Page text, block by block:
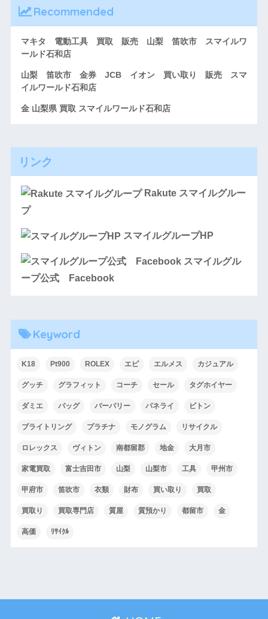
Recommended
マキタ 電動工具 買取 販売 山梨 笛吹市 スマイルワ
ールド石和店
山梨 笛吹市 金券 JCB イオン 買い取り 販売 スマ
イルワールド石和店
金 山梨県 買取 スマイルワールド石和店
リンク
Rakute スマイルグルー
プ
スマイルグループHP
スマイルグル
ープ公式 Facebook
Keyword
K18 Pt900 ROLEX エピ エルメス カジュアル
グッチ グラフィット コーチ セール タグホイヤー
ダミエ バッグ バーバリー パネライ ビトン
ブライトリング プラチナ モノグラム リサイクル
ロレックス ヴィトン 南都留郡 地金 大月市
家電買取 富士吉田市 山梨 山梨市 工具 甲州市
甲府市 笛吹市 衣類 財布 買い取り 買取
買取り 買取専門店 質屋 質預かり 都留市 金
高価 ﾘｻｲｸﾙ